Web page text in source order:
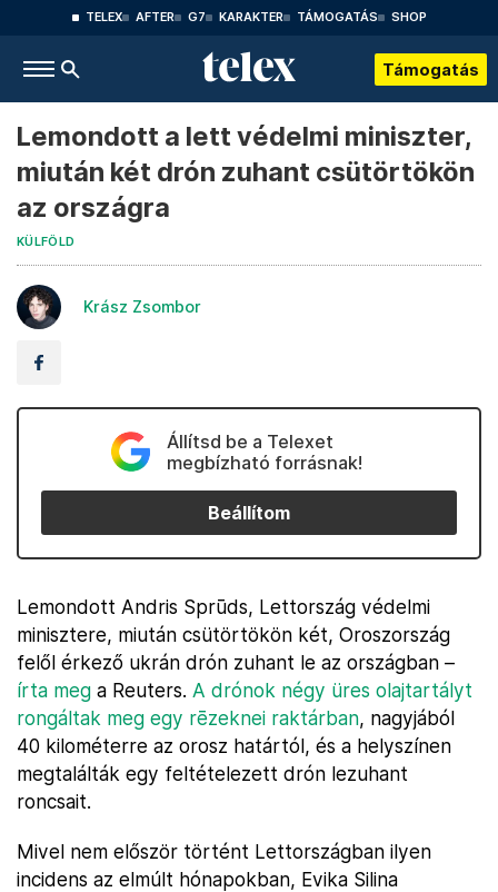
TELEX AFTER G7 KARAKTER TÁMOGATÁS SHOP
Támogatás
Lemondott a lett védelmi miniszter,
miután két drón zuhant csütörtökön
az országra
KÜLFÖLD
Krász Zsombor
Állítsd be a Telexet
megbízható forrásnak!
Beállítom
Lemondott Andris Sprūds, Lettország védelmi
minisztere, miután csütörtökön két, Oroszország
felől érkező ukrán drón zuhant le az országban –
írta meg a Reuters. A drónok négy üres olajtartályt
rongáltak meg egy rēzeknei raktárban, nagyjából
40 kilométerre az orosz határtól, és a helyszínen
megtalálták egy feltételezett drón lezuhant
roncsait.
Mivel nem először történt Lettországban ilyen
incidens az elmúlt hónapokban, Evika Silina